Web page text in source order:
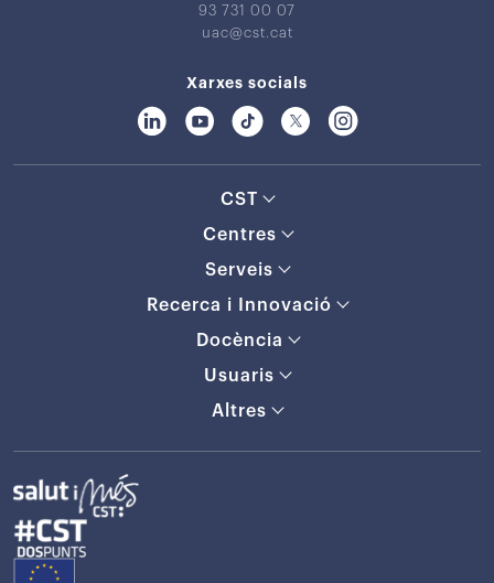
93 731 00 07
uac@cst.cat
Xarxes socials
CST
Centres
Serveis
Recerca i Innovació
Docència
Usuaris
Altres